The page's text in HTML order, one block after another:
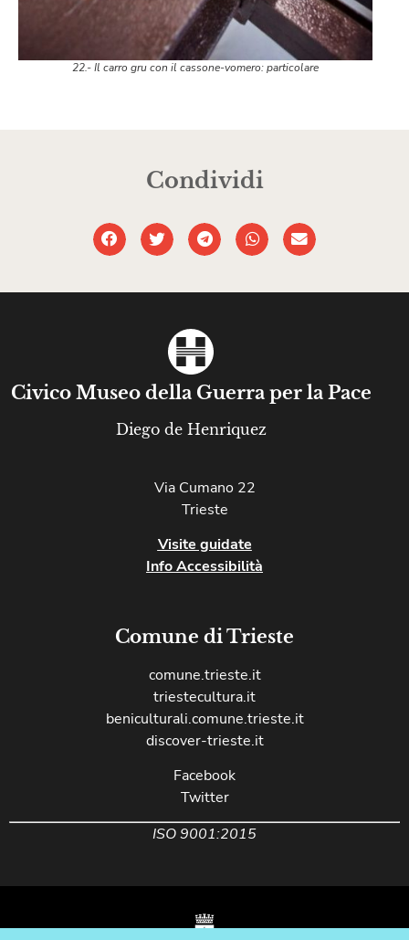
22.- Il carro gru con il cassone-vomero: particolare
Condividi
Civico Museo della Guerra per la Pace
Diego de Henriquez
Via Cumano 22
Trieste
Visite guidate
Info Accessibilità
Comune di Trieste
comune.trieste.it
triestecultura.it
beniculturali.comune.trieste.it
discover-trieste.it
Facebook
Twitter
ISO 9001:2015